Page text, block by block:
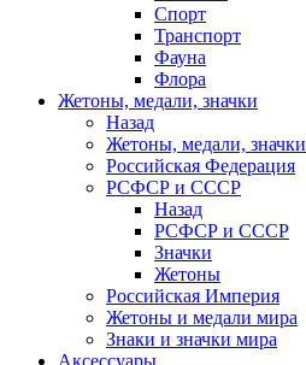
Спорт
Транспорт
Фауна
Флора
Жетоны, медали, значки
Назад
Жетоны, медали, значки
Российская Федерация
РСФСР и СССР
Назад
РСФСР и СССР
Значки
Жетоны
Российская Империя
Жетоны и медали мира
Знаки и значки мира
Аксессуары